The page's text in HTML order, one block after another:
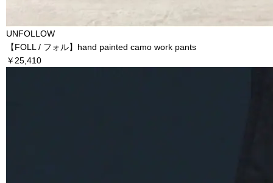
UNFOLLOW
【FOLL / フォル】hand painted camo work pants
￥25,410